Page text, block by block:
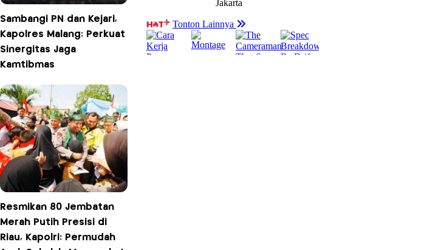
Sambangi PN dan Kejari,
Kapolres Malang: Perkuat
Sinergitas Jaga
Kamtibmas
Resmikan 80 Jembatan
Merah Putih Presisi di
Riau, Kapolri: Permudah